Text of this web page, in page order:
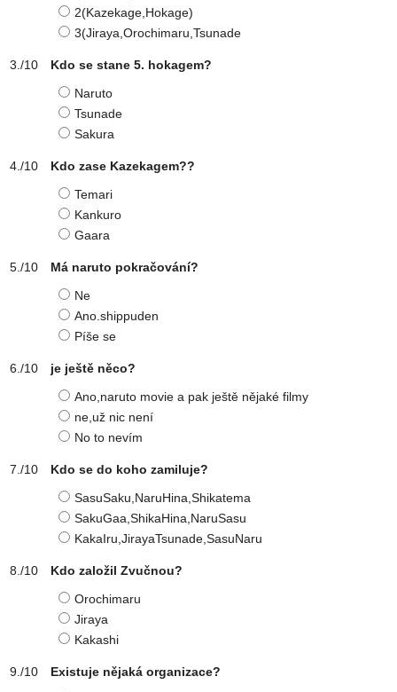
2(Kazekage,Hokage)
3(Jiraya,Orochimaru,Tsunade
Kdo se stane 5. hokagem?
Naruto
Tsunade
Sakura
Kdo zase Kazekagem??
Temari
Kankuro
Gaara
Má naruto pokračování?
Ne
Ano.shippuden
Píše se
je ještě něco?
Ano,naruto movie a pak ještě nějaké filmy
ne,už nic není
No to nevím
Kdo se do koho zamiluje?
SasuSaku,NaruHina,Shikatema
SakuGaa,ShikaHina,NaruSasu
KakaIru,JirayaTsunade,SasuNaru
Kdo založil Zvučnou?
Orochimaru
Jiraya
Kakashi
Existuje nějaká organizace?